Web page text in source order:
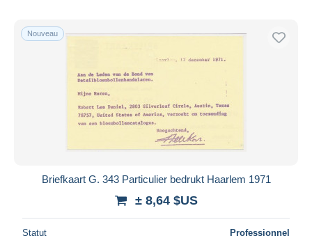
Nouveau
Briefkaart G. 343 Particulier bedrukt Haarlem 1971
± 8,64 $US
Statut Professionnel